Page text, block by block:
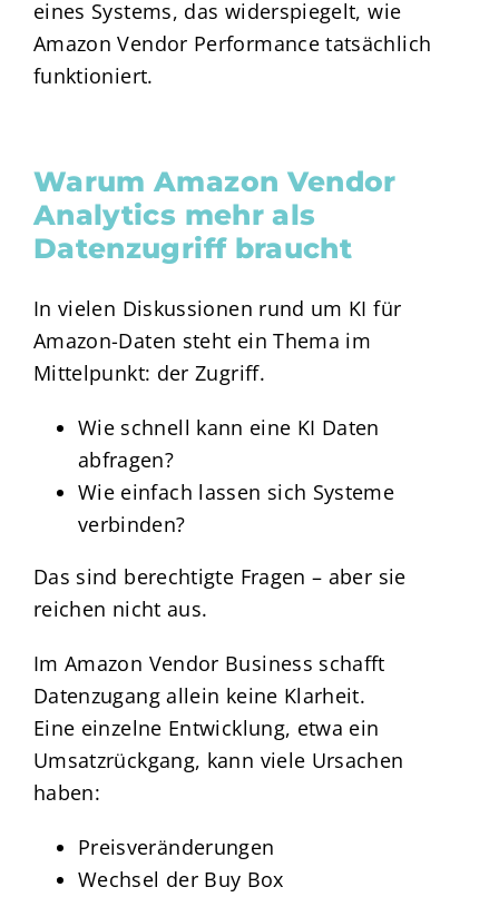
eines Systems, das widerspiegelt, wie
Amazon Vendor Performance tatsächlich
funktioniert.
Warum Amazon Vendor
Analytics mehr als
Datenzugriff braucht
In vielen Diskussionen rund um KI für
Amazon-Daten steht ein Thema im
Mittelpunkt: der Zugriff.
Wie schnell kann eine KI Daten
abfragen?
Wie einfach lassen sich Systeme
verbinden?
Das sind berechtigte Fragen – aber sie
reichen nicht aus.
Im Amazon Vendor Business schafft
Datenzugang allein keine Klarheit.
Eine einzelne Entwicklung, etwa ein
Umsatzrückgang, kann viele Ursachen
haben:
Preisveränderungen
Wechsel der Buy Box